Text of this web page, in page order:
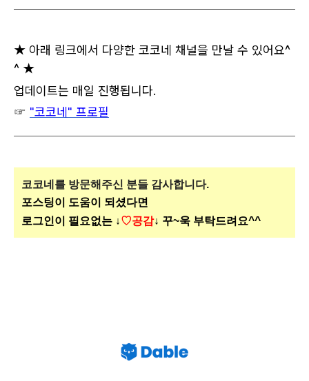
★ 아래 링크에서 다양한 코코네 채널을 만날 수 있어요^
^ ★
업데이트는 매일 진행됩니다.
☞ "코코네" 프로필
코코네를 방문해주신 분들 감사합니다.
포스팅이 도움이 되셨다면
로그인이 필요없는 ↓♡공감↓ 꾸~욱 부탁드려요^^